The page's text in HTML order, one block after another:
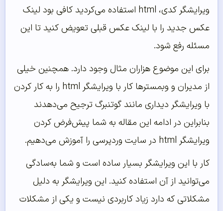
ویرایشگر کدی، html استفاده می‌کردید کافی بود لینک
عکس جدید را با لینک عکس قبلی تعویض کنید تا این
مسئله رفع شود.
برای این موضوع هزاران مثال وجود دارد. همچنین خیلی
از مدیران و وبمسترها کار با ویرایشگر html را به کار کردن
با ویرایشگر دیداری مانند گوتنبرگ ترجیح می‌دهدند
بنابراین در ادامه این مقاله به شما پیش‌فرض کردن
ویرایشگر html در سایت وردپرسی را آموزش می‌دهیم.
کار با این ویرایشگر بسیار ساده است و شما به‌سادگی
می‌توانید از آن استفاده کنید. این ویرایشگر به دلیل
مشکلاتی که دارد زیاد کاربردی نیست و یکی از مشکلات